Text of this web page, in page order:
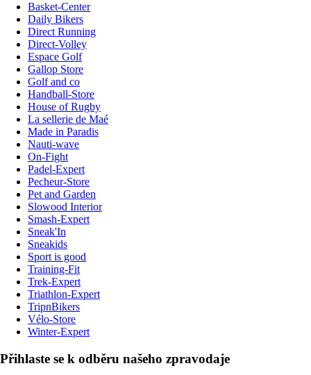
Basket-Center
Daily Bikers
Direct Running
Direct-Volley
Espace Golf
Gallop Store
Golf and co
Handball-Store
House of Rugby
La sellerie de Maé
Made in Paradis
Nauti-wave
On-Fight
Padel-Expert
Pecheur-Store
Pet and Garden
Slowood Interior
Smash-Expert
Sneak'In
Sneakids
Sport is good
Training-Fit
Trek-Expert
Triathlon-Expert
TripnBikers
Vélo-Store
Winter-Expert
Přihlaste se k odběru našeho zpravodaje